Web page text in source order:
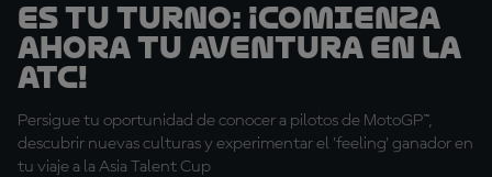
ES TU TURNO: ¡Comienza
ahora tu aventura en la
ATC!
Persigue tu oportunidad de conocer a pilotos de MotoGP™,
descubrir nuevas culturas y experimentar el 'feeling' ganador en
tu viaje a la Asia Talent Cup